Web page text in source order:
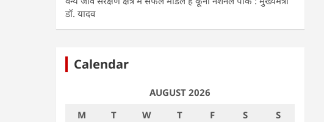
डॉ. यादव
Calendar
AUGUST 2026
M
T W T F S
S